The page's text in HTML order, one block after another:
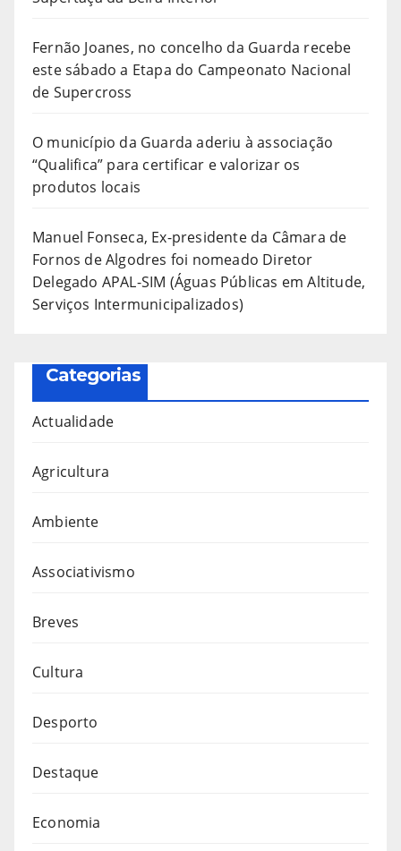
Fernão Joanes, no concelho da Guarda recebe
este sábado a Etapa do Campeonato Nacional
de Supercross
O município da Guarda aderiu à associação
“Qualifica” para certificar e valorizar os
produtos locais
Manuel Fonseca, Ex-presidente da Câmara de
Fornos de Algodres foi nomeado Diretor
Delegado APAL-SIM (Águas Públicas em Altitude,
Serviços Intermunicipalizados)
Categorias
Actualidade
Agricultura
Ambiente
Associativismo
Breves
Cultura
Desporto
Destaque
Economia